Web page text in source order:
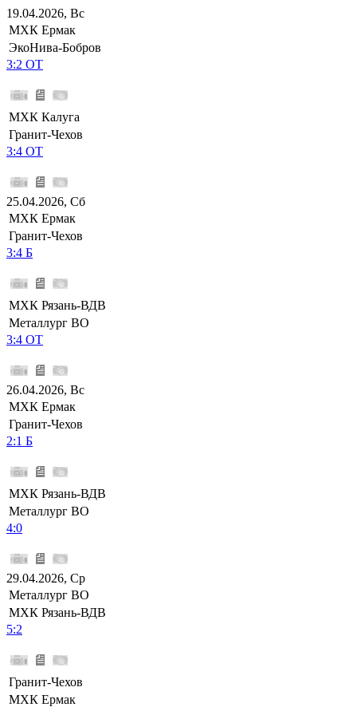
19.04.2026, Вс
МХК Ермак
ЭкоНива-Бобров
3:2 ОТ
МХК Калуга
Гранит-Чехов
3:4 ОТ
25.04.2026, Сб
МХК Ермак
Гранит-Чехов
3:4 Б
МХК Рязань-ВДВ
Металлург ВО
3:4 ОТ
26.04.2026, Вс
МХК Ермак
Гранит-Чехов
2:1 Б
МХК Рязань-ВДВ
Металлург ВО
4:0
29.04.2026, Ср
Металлург ВО
МХК Рязань-ВДВ
5:2
Гранит-Чехов
МХК Ермак